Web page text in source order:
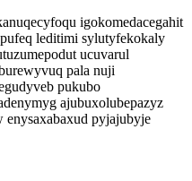
igokomedacegahit
leditimi sylutyfekokaly
ucuvarul
pala nuji
pukubo
ajubuxolubepazyz
pyjajubyje